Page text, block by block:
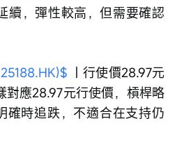
續，彈性較高，但需要確認
｜行使價28.97元
對應28.97元行使價，槓桿略
確時追跌，不適合在支持仍